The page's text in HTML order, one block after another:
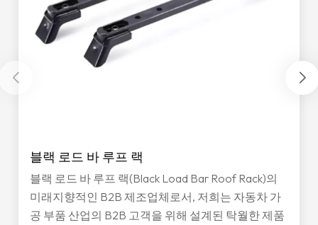
블랙 로드 바 루프 랙
블랙 로드 바 루프 랙(Black Load Bar Roof Rack)의
미래지향적인 B2B 제조업체로서, 저희는 자동차 가
공 부품 산업의 B2B 고객을 위해 설계된 탁월한 제품